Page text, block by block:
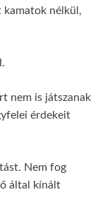
nélkül,
nem is játszanak
érdekeit
Nem fog
által kínált